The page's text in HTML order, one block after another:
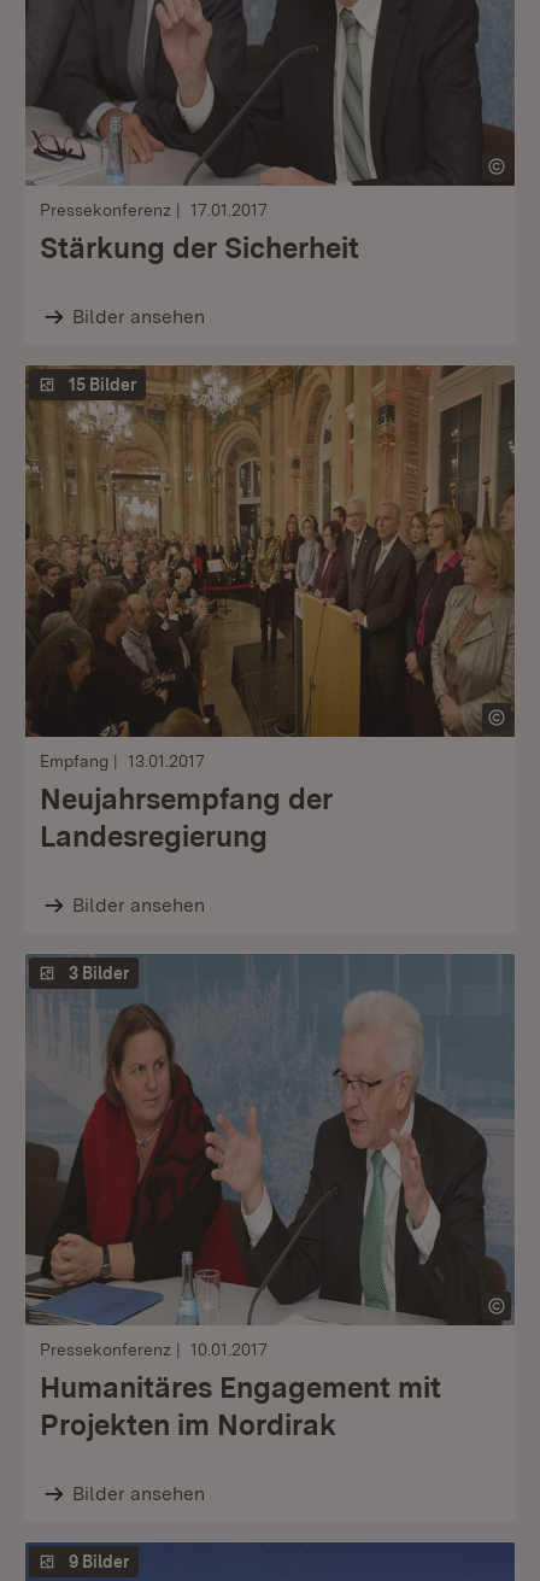
Pressekonferenz 17.01.2017
Stärkung der Sicherheit
Bilder ansehen
15 Bilder
Empfang 13.01.2017
Neujahrsempfang der
Landesregierung
Bilder ansehen
3 Bilder
Pressekonferenz 10.01.2017
Humanitäres Engagement mit
Projekten im Nordirak
Bilder ansehen
9 Bilder